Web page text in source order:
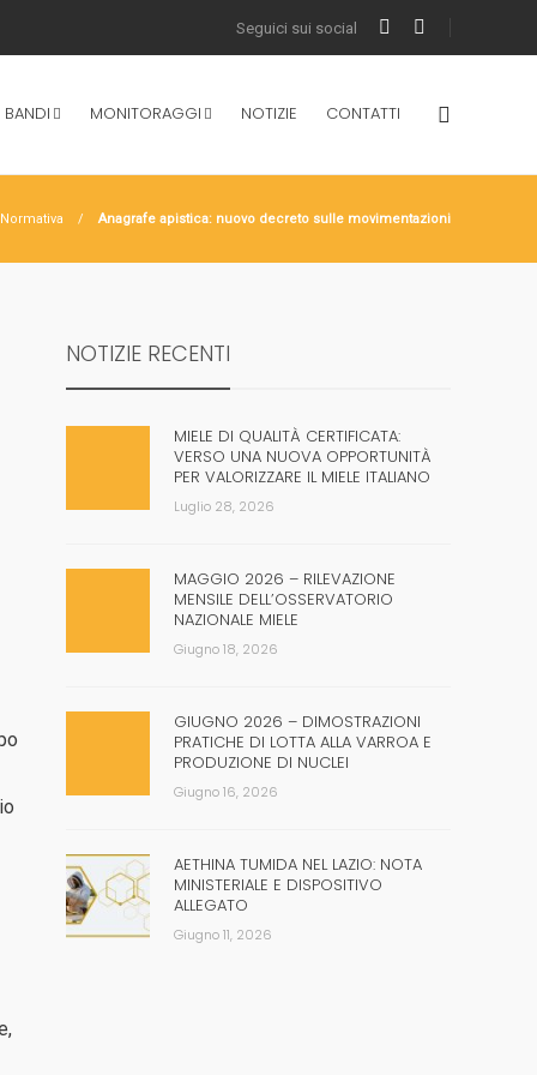
BANDI MONITORAGGI NOTIZIE CONTATTI
Normativa Anagrafe apistica: nuovo decreto sulle movimentazioni
NOTIZIE RECENTI
MIELE DI QUALITÀ CERTIFICATA:
VERSO UNA NUOVA OPPORTUNITÀ
PER VALORIZZARE IL MIELE ITALIANO
Luglio 28, 2026
MAGGIO 2026 – RILEVAZIONE
MENSILE DELL’OSSERVATORIO
NAZIONALE MIELE
Giugno 18, 2026
GIUGNO 2026 – DIMOSTRAZIONI
PRATICHE DI LOTTA ALLA VARROA E
PRODUZIONE DI NUCLEI
Giugno 16, 2026
AETHINA TUMIDA NEL LAZIO: NOTA
MINISTERIALE E DISPOSITIVO
ALLEGATO
Giugno 11, 2026